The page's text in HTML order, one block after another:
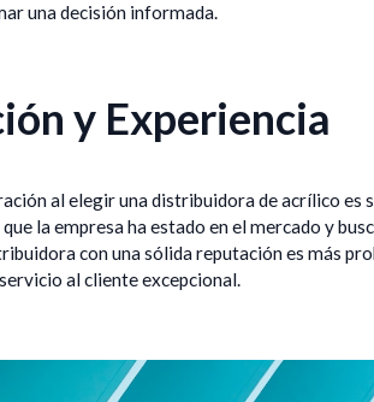
una decisión informada.
y Experiencia
al elegir una distribuidora de acrílico es
la empresa ha estado en el mercado y
con una sólida reputación es más
al cliente excepcional.